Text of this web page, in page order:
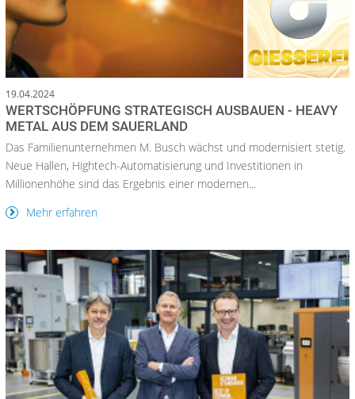
19.04.2024
WERTSCHÖPFUNG STRATEGISCH AUSBAUEN - HEAVY
METAL AUS DEM SAUERLAND
Das Familienunternehmen M. Busch wächst und modernisiert stetig.
Neue Hallen, Hightech-Automatisierung und Investitionen in
Millionenhöhe sind das Ergebnis einer modernen...
Mehr erfahren